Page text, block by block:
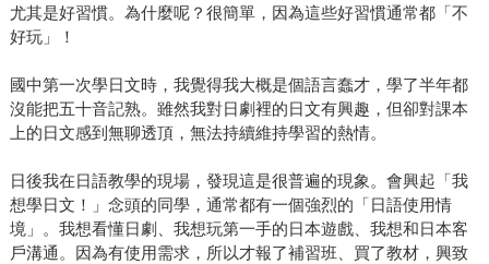
尤其是好習慣。為什麼呢？很簡單，因為這些好習慣通常都「不
好玩」！
國中第一次學日文時，我覺得我大概是個語言蠢才，學了半年都
沒能把五十音記熟。雖然我對日劇裡的日文有興趣，但卻對課本
上的日文感到無聊透頂，無法持續維持學習的熱情。
日後我在日語教學的現場，發現這是很普遍的現象。會興起「我
想學日文！」念頭的同學，通常都有一個強烈的「日語使用情
境」。我想看懂日劇、我想玩第一手的日本遊戲、我想和日本客
戶溝通。因為有使用需求，所以才報了補習班、買了教材，興致